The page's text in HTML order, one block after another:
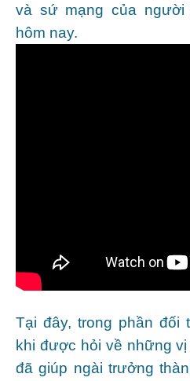
và sứ mạng của
hôm nay.
Tại đây, trong phần đối
khi được hỏi về những
đã giúp ngài trưởng